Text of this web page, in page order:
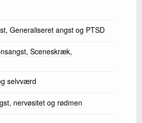
Generaliseret angst og PTSD
Sceneskræk,
selvværd
nervøsitet og rødmen